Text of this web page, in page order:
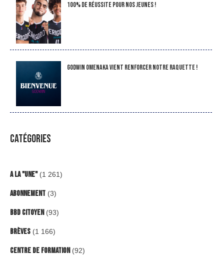
100% de réussite pour nos jeunes !
Godwin Omenaka vient renforcer notre raquette !
CATÉGORIES
A la "Une"(1 261)
Abonnement (3)
BBD Citoyen (93)
Brèves (1 166)
Centre de formation (92)